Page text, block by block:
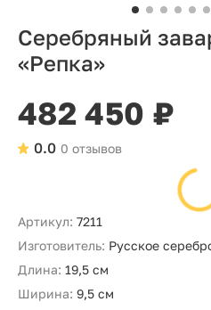
Серебряный
«Репка»
482 450 ₽
0 отзывов
0.0
Артикул: 7211
Изготовитель: Русское
Длина: 19,5 см
Ширина: 9,5 см